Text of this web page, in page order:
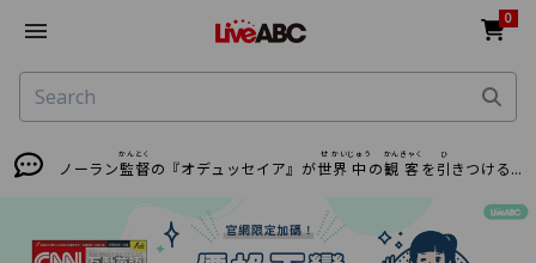
0
ノーラン監
かん
督
とく
の『オデュッセイア』が世
せ
界
かい
中
じゅう
の観
かん
客
きゃく
を引
ひ
きつけるな